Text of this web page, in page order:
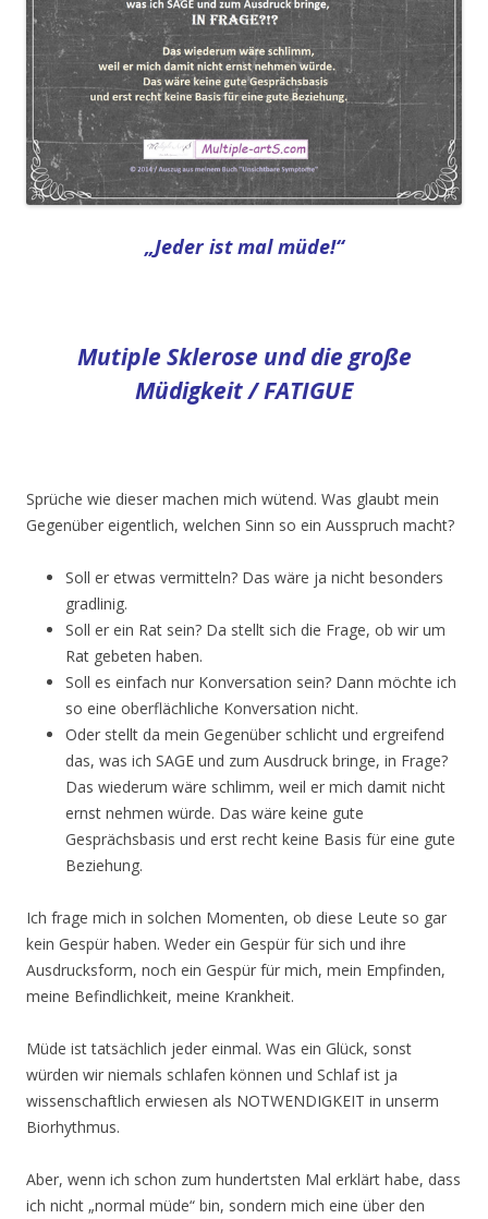
„Jeder ist mal müde!“
Mutiple Sklerose und die große
Müdigkeit / FATIGUE
Sprüche wie dieser machen mich wütend. Was glaubt mein
Gegenüber eigentlich, welchen Sinn so ein Ausspruch macht?
Soll er etwas vermitteln? Das wäre ja nicht besonders
gradlinig.
Soll er ein Rat sein? Da stellt sich die Frage, ob wir um
Rat gebeten haben.
Soll es einfach nur Konversation sein? Dann möchte ich
so eine oberflächliche Konversation nicht.
Oder stellt da mein Gegenüber schlicht und ergreifend
das, was ich SAGE und zum Ausdruck bringe, in Frage?
Das wiederum wäre schlimm, weil er mich damit nicht
ernst nehmen würde. Das wäre keine gute
Gesprächsbasis und erst recht keine Basis für eine gute
Beziehung.
Ich frage mich in solchen Momenten, ob diese Leute so gar
kein Gespür haben. Weder ein Gespür für sich und ihre
Ausdrucksform, noch ein Gespür für mich, mein Empfinden,
meine Befindlichkeit, meine Krankheit.
Müde ist tatsächlich jeder einmal. Was ein Glück, sonst
würden wir niemals schlafen können und Schlaf ist ja
wissenschaftlich erwiesen als NOTWENDIGKEIT in unserm
Biorhythmus.
Aber, wenn ich schon zum hundertsten Mal erklärt habe, dass
ich nicht „normal müde“ bin, sondern mich eine über den